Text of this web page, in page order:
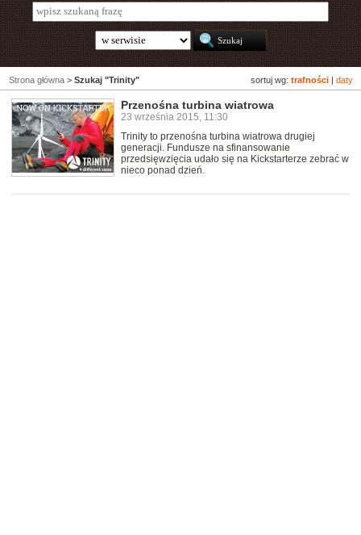
sortuj wg: trafności daty
Strona główna > Szukaj "Trinity"
Przenośna turbina wiatrowa
23 września 2015, 11:30
Trinity to przenośna turbina wiatrowa drugiej
generacji. Fundusze na sfinansowanie
przedsięwzięcia udało się na Kickstarterze zebrać w
nieco ponad dzień.